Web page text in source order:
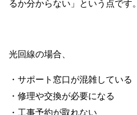
るか分からない」という点です。
光回線の場合、
・サポート窓口が混雑している
・修理や交換が必要になる
・工事予約が取れない